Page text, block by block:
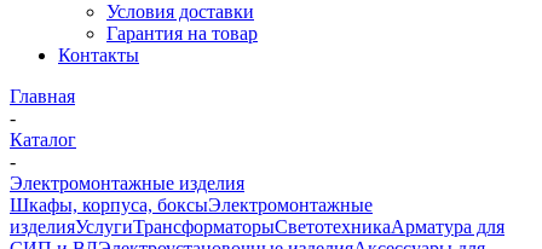
Условия доставки
Гарантия на товар
Контакты
Главная
-
Каталог
-
Электромонтажные изделия
Шкафы, корпуса, боксыЭлектромонтажные
изделияУслугиТрансформаторыСветотехникаАрматура для